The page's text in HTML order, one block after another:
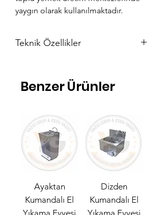
yaygın olarak kullanılmaktadır.
Teknik Özellikler
Eviye: 50 x 50 x 30
Benzer Ürünler
Ayaktan
Kumandalı El
Yıkama Evyesi
Dizden
Kumandalı El
Yıkama Evyesi